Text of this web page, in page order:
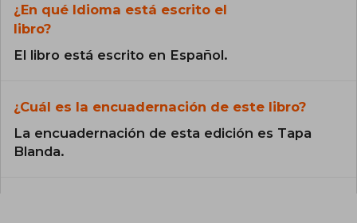
¿En qué Idioma está escrito el
libro?
El libro está escrito en Español.
¿Cuál es la encuadernación de este libro?
La encuadernación de esta edición es Tapa
Blanda.